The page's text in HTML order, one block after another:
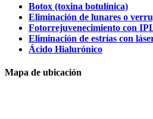
Botox (toxina botulínica)
Eliminación de lunares o
Fotorrejuvenecimiento con
Eliminación de estrías con
Ácido Hialurónico
Mapa de ubicación